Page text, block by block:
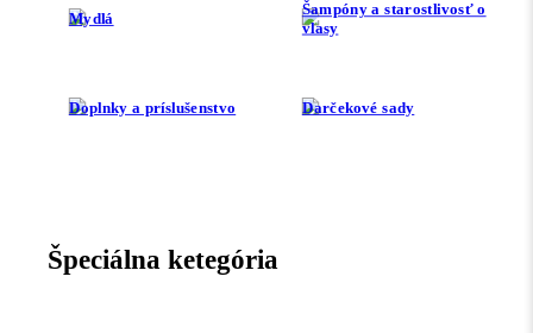
Mydlá
Šampóny a starostlivosť o
vlasy
Doplnky a príslušenstvo Darčekové sady
Špeciálna ketegória